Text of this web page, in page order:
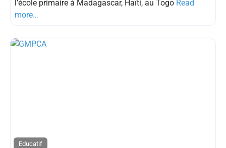
l’école primaire à Madagascar, Haïti, au Togo Read
more…
Educatif